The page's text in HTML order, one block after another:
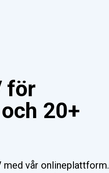
för
20+
med vår onlineplattform.